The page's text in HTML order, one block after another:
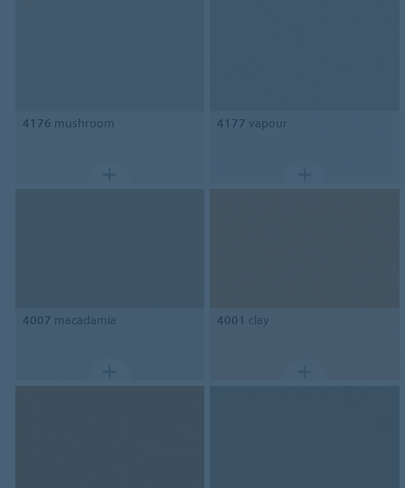
4176 mushroom 4177 vapour
4007 macadamia 4001 clay